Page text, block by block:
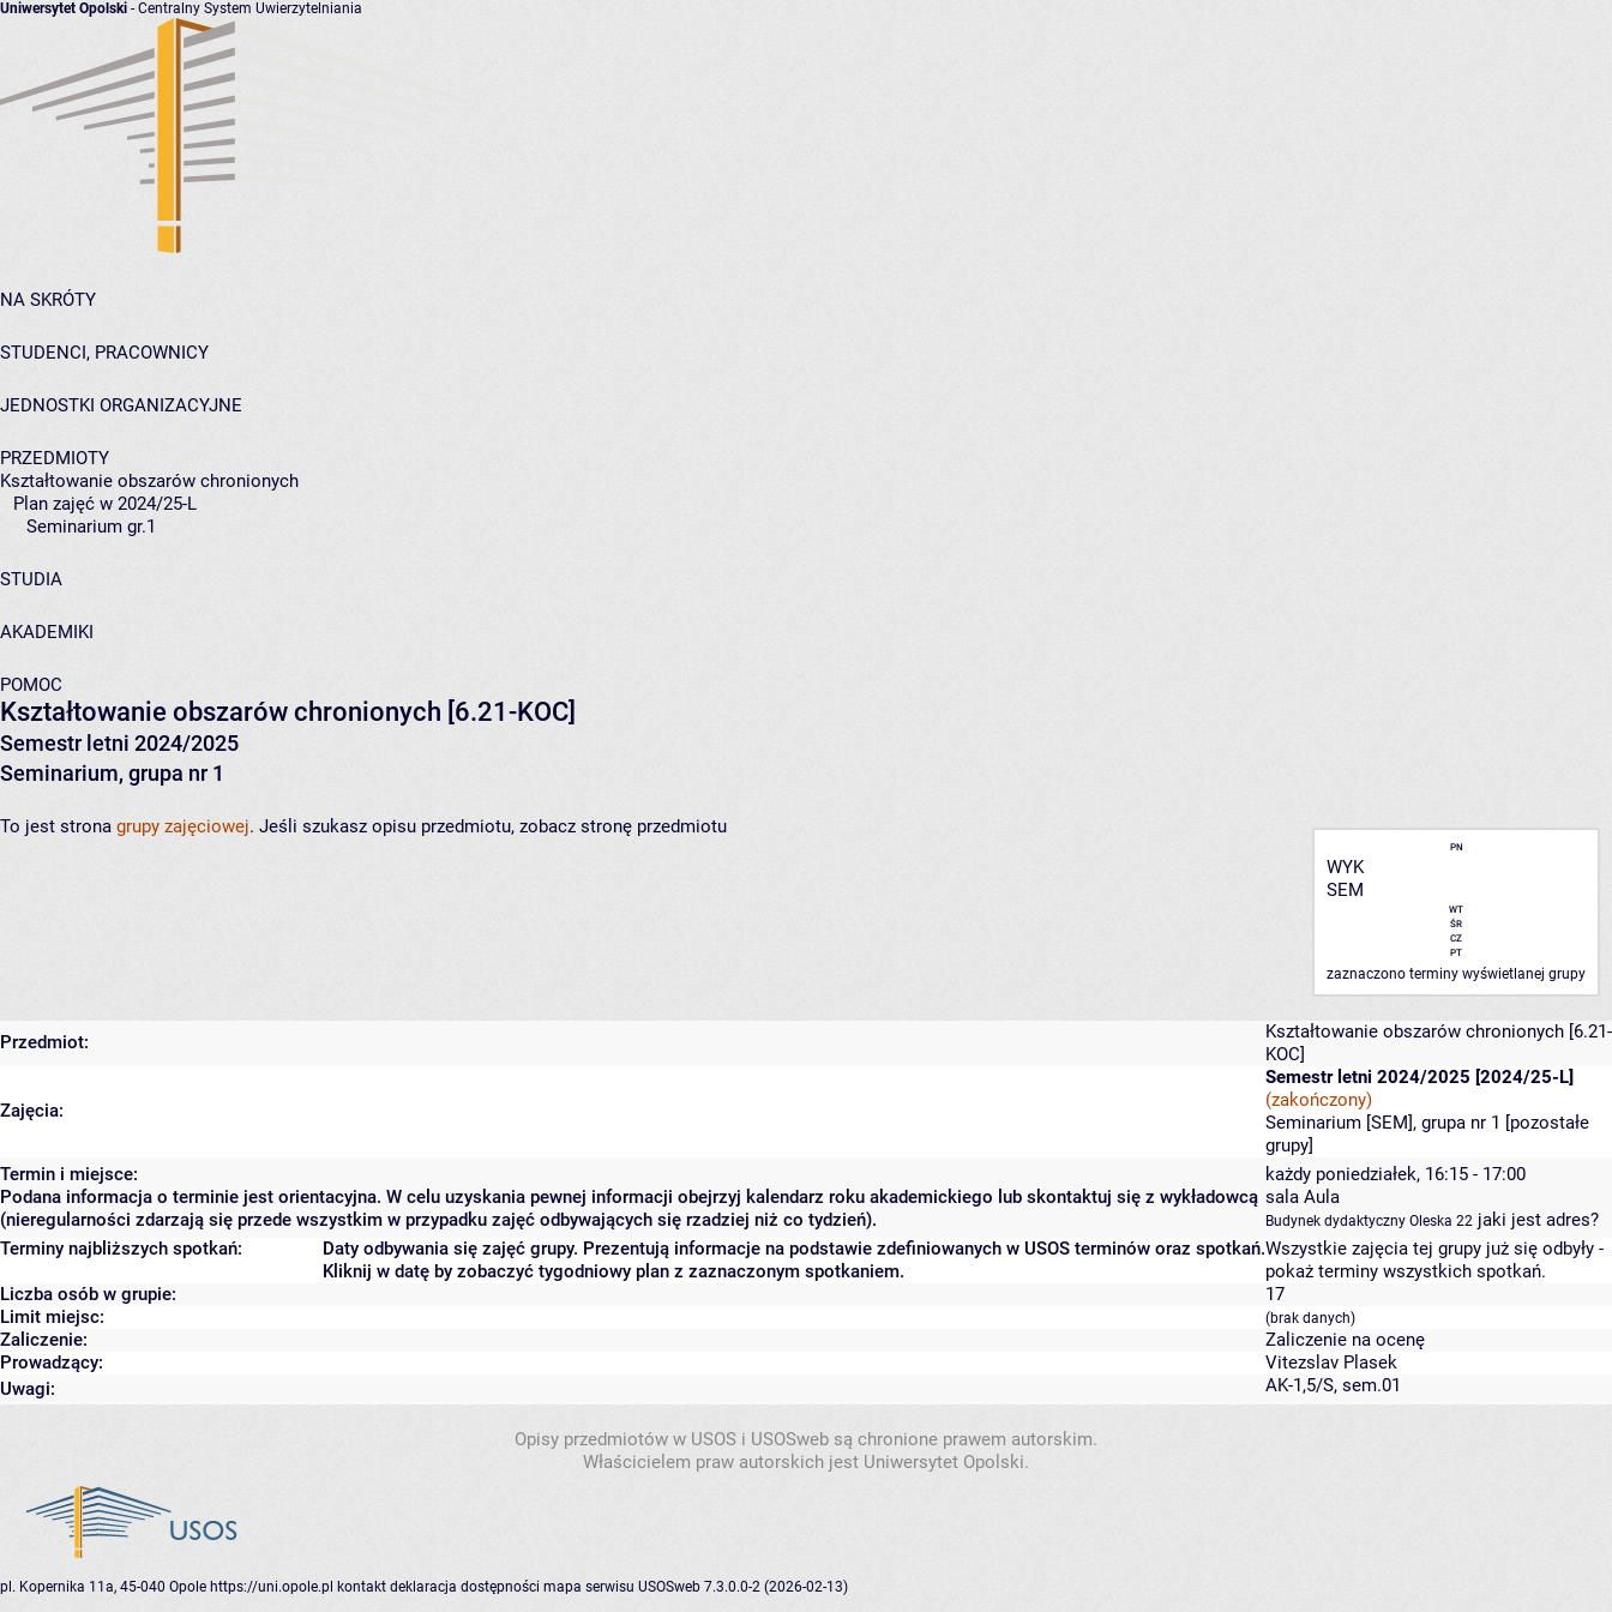
Uniwersytet Opolski - Centralny System Uwierzytelniania
NA SKRÓTY
STUDENCI, PRACOWNICY
JEDNOSTKI ORGANIZACYJNE
PRZEDMIOTY
Kształtowanie obszarów chronionych
Plan zajęć w 2024/25-L
Seminarium gr.1
STUDIA
AKADEMIKI
POMOC
Kształtowanie obszarów chronionych [6.21-KOC]
Semestr letni 2024/2025
Seminarium, grupa nr 1
PN
WYK
SEM
WT
ŚR
CZ
PT
zaznaczono terminy wyświetlanej grupy
To jest strona grupy zajęciowej. Jeśli szukasz opisu przedmiotu, zobacz stronę przedmiotu
Przedmiot: Kształtowanie obszarów chronionych [6.21-
KOC]
Zajęcia:
Semestr letni 2024/2025 [2024/25-L]
(zakończony)
Seminarium [SEM], grupa nr 1 [pozostałe
grupy]
Termin i miejsce:
Podana informacja o terminie jest orientacyjna. W celu uzyskania pewnej informacji obejrzyj kalendarz roku akademickiego lub skontaktuj się z wykładowcą
(nieregularności zdarzają się przede wszystkim w przypadku zajęć odbywających się rzadziej niż co tydzień).
każdy poniedziałek, 16:15 - 17:00
sala Aula
Budynek dydaktyczny Oleska 22 jaki jest adres?
Terminy najbliższych spotkań:
Daty odbywania się zajęć grupy. Prezentują informacje na podstawie zdefiniowanych w USOS terminów oraz spotkań.
Kliknij w datę by zobaczyć tygodniowy plan z zaznaczonym spotkaniem.
Wszystkie zajęcia tej grupy już się odbyły -
pokaż terminy wszystkich spotkań.
Liczba osób w grupie:
17
Limit miejsc:
(brak danych)
Zaliczenie:
Zaliczenie na ocenę
Prowadzący:
Vitezslav Plasek
Uwagi:
AK-1,5/S, sem.01
Opisy przedmiotów w USOS i USOSweb są chronione prawem autorskim.
Właścicielem praw autorskich jest Uniwersytet Opolski.
pl. Kopernika 11a, 45-040 Opole https://uni.opole.pl kontakt deklaracja dostępności mapa serwisu USOSweb 7.3.0.0-2 (2026-02-13)